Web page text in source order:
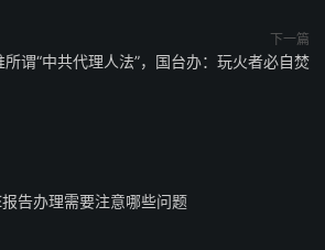
下一篇
所谓“中共代理人法”，国台办：玩火者必自焚
报告办理需要注意哪些问题